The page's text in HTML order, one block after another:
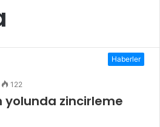
Haberler
122
yolunda zincirleme